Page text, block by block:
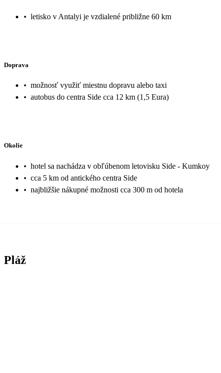
• letisko v Antalyi je vzdialené približne 60 km
Doprava
• možnosť využiť miestnu dopravu alebo taxi
• autobus do centra Side cca 12 km (1,5 Eura)
Okolie
• hotel sa nachádza v obľúbenom letovisku Side - Kumkoy
• cca 5 km od antického centra Side
• najbližšie nákupné možnosti cca 300 m od hotela
Pláž